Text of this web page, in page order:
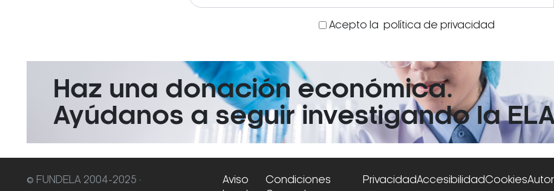
Acepto la política de privacidad
Haz una donación económica.
Ayúdanos a seguir investigando la
© FUNDELA 2004-2025 ·
Aviso
Condiciones
PrivacidadAccesibilidadCookies